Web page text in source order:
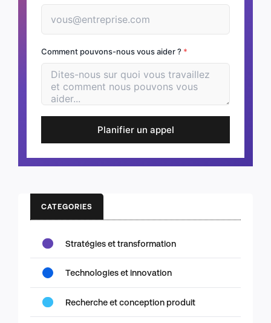
Comment pouvons-nous vous aider ? *
Planifier un appel
CATEGORIES
Stratégies et transformation
Technologies et innovation
Recherche et conception produit